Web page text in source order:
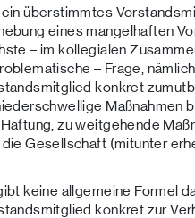
ein überstimmtes
eines mangelhaften
– im kollegialen
– Frage,
konkret
Maßnahmen
zu weitgehende
die Gesellschaft (mitunter
keine allgemeine Formel
konkret zur